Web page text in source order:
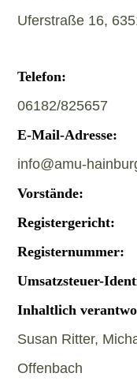
Uferstraße 16,
Telefon:
06182/825657
E-Mail-Adresse:
info@amu-
Vorstände:
Registergericht:
Registernummer:
Umsatzsteuer-
Inhaltlich
Susan Ritter,
Offenbach